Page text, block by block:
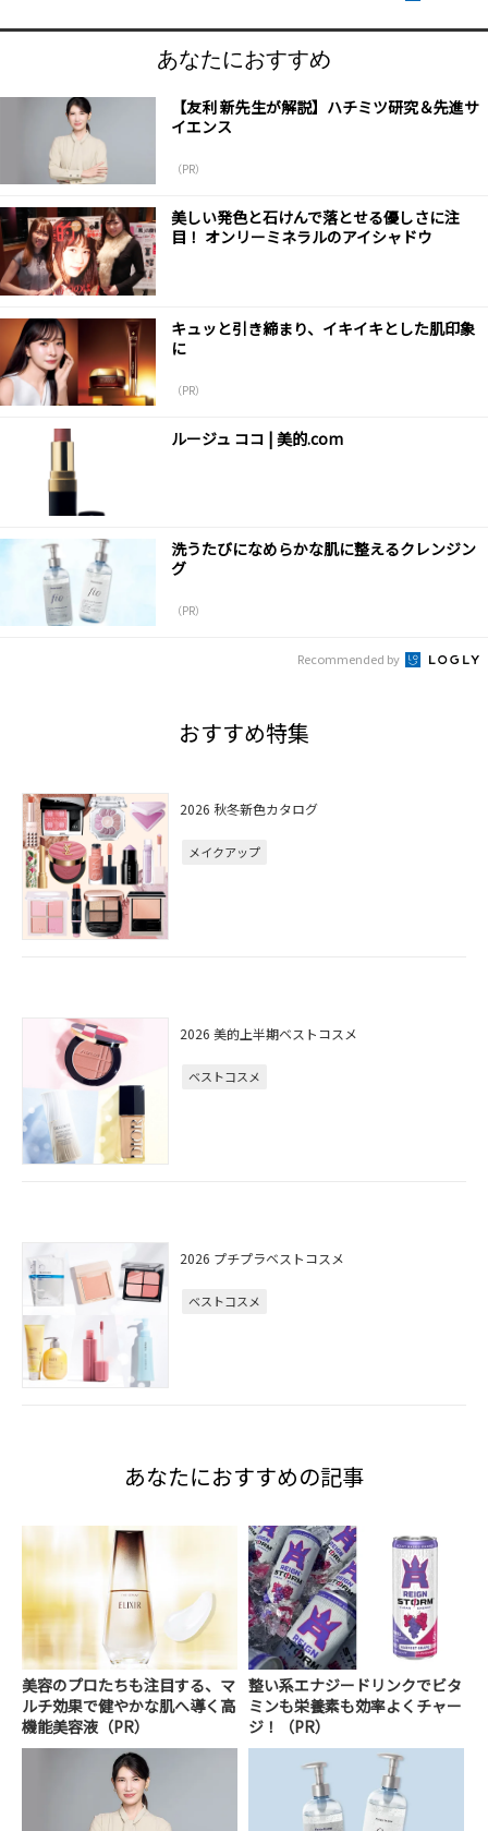
あなたにおすすめ
【友利 新先生が解説】ハチミツ研究＆先進サ
イエンス
（PR）
美しい発色と石けんで落とせる優しさに注
目！ オンリーミネラルのアイシャドウ
キュッと引き締まり、イキイキとした肌印象
に
（PR）
ルージュ ココ | 美的.com
洗うたびになめらかな肌に整えるクレンジン
グ
（PR）
Recommended by
おすすめ特集
2026 秋冬新色カタログ
メイクアップ
2026 美的上半期ベストコスメ
ベストコスメ
2026 プチプラベストコスメ
ベストコスメ
あなたにおすすめの記事
美容のプロたちも注目する、マ
ルチ効果で健やかな肌へ導く高
機能美容液（PR）
整い系エナジードリンクでビタ
ミンも栄養素も効率よくチャー
ジ！（PR）